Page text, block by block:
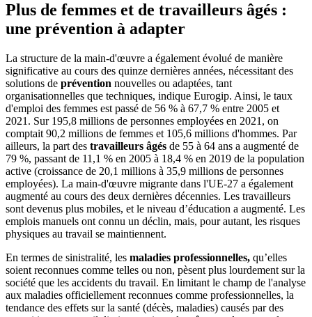
Plus de femmes et de travailleurs âgés :
une prévention à adapter
La structure de la main-d'œuvre a également évolué de manière
significative au cours des quinze dernières années, nécessitant des
solutions de prévention nouvelles ou adaptées, tant
organisationnelles que techniques, indique Eurogip. Ainsi, le taux
d'emploi des femmes est passé de 56 % à 67,7 % entre 2005 et
2021. Sur 195,8 millions de personnes employées en 2021, on
comptait 90,2 millions de femmes et 105,6 millions d'hommes. Par
ailleurs, la part des travailleurs âgés de 55 à 64 ans a augmenté de
79 %, passant de 11,1 % en 2005 à 18,4 % en 2019 de la population
active (croissance de 20,1 millions à 35,9 millions de personnes
employées). La main-d'œuvre migrante dans l'UE-27 a également
augmenté au cours des deux dernières décennies. Les travailleurs
sont devenus plus mobiles, et le niveau d’éducation a augmenté. Les
emplois manuels ont connu un déclin, mais, pour autant, les risques
physiques au travail se maintiennent.
En termes de sinistralité, les maladies professionnelles, qu’elles
soient reconnues comme telles ou non, pèsent plus lourdement sur la
société que les accidents du travail. En limitant le champ de l'analyse
aux maladies officiellement reconnues comme professionnelles, la
tendance des effets sur la santé (décès, maladies) causés par des